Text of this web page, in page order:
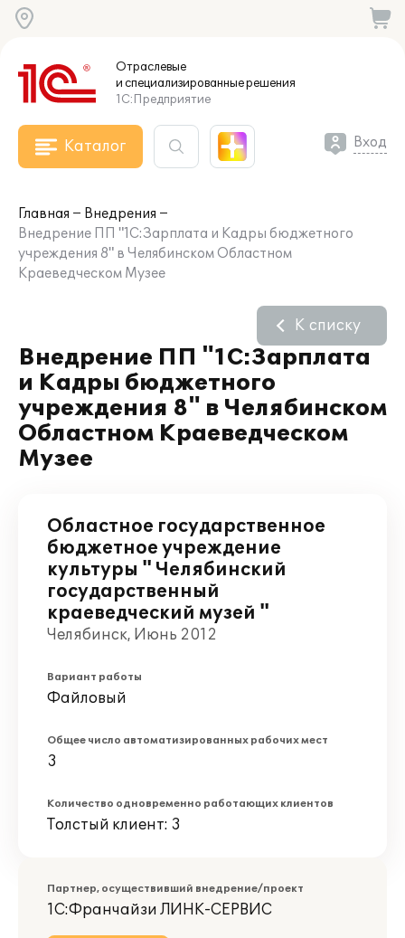
Отраслевые
и специализированныерешения
1С:Предприятие
Каталог Вход
Главная
Внедрения
Внедрение ПП "1С:Зарплата и Кадры бюджетного
учреждения 8" в Челябинском Областном
Краеведческом Музее
Внедрение ПП "1С:Зарплата
и Кадры бюджетного
учреждения 8" в Челябинском
Областном Краеведческом
Музее
К списку
Областное государственное
бюджетное учреждение
культуры " Челябинский
государственный
краеведческий музей "
Челябинск, Июнь 2012
Вариант работы
Файловый
Общее число автоматизированных рабочих мест
3
Количество одновременно работающих клиентов
Толстый клиент: 3
Партнер, осуществивший внедрение/проект
1С:Франчайзи ЛИНК-СЕРВИС